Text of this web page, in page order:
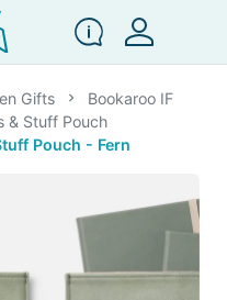
Gifts
Bookaroo IF
& Stuff Pouch
Pouch - Fern